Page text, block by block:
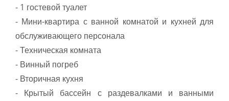
- 1 гостевой туалет
- Мини-квартира с ванной комнатой и кухней для
обслуживающего персонала
- Техническая комната
- Винный погреб
- Вторичная кухня
- Крытый бассейн с раздевалками и ванными